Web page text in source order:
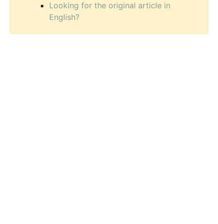
Looking for the original article in
English?